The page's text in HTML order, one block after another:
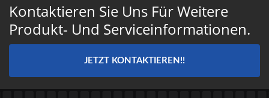
Kontaktieren Sie Uns Für Weitere
Produkt- Und Serviceinformationen.
JETZT KONTAKTIEREN!!